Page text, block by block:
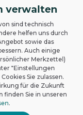
verwalten
sind technisch
helfen uns durch
sowie das
Auch einige
Merkzettel)
"Einstellungen
Sie zulassen.
für die Zukunft
finden Sie in unseren
.